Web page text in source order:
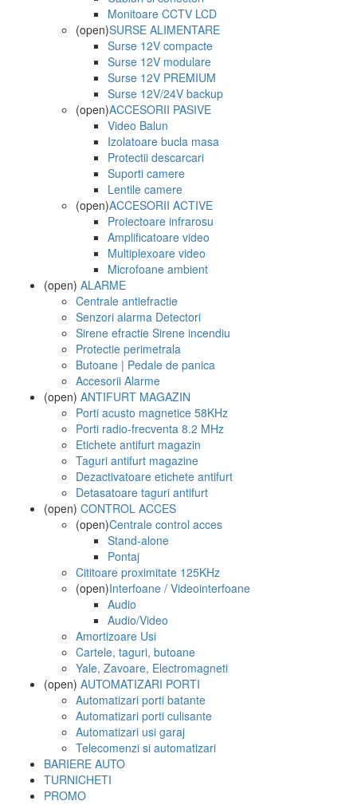
Monitoare CCTV LCD
(open)SURSE ALIMENTARE
Surse 12V compacte
Surse 12V modulare
Surse 12V PREMIUM
Surse 12V/24V backup
(open)ACCESORII PASIVE
Video Balun
Izolatoare bucla masa
Protectii descarcari
Suporti camere
Lentile camere
(open)ACCESORII ACTIVE
Proiectoare infrarosu
Amplificatoare video
Multiplexoare video
Microfoane ambient
(open) ALARME
Centrale antiefractie
Senzori alarma Detectori
Sirene efractie Sirene incendiu
Protectie perimetrala
Butoane | Pedale de panica
Accesorii Alarme
(open) ANTIFURT MAGAZIN
Porti acusto magnetice 58KHz
Porti radio-frecventa 8.2 MHz
Etichete antifurt magazin
Taguri antifurt magazine
Dezactivatoare etichete antifurt
Detasatoare taguri antifurt
(open) CONTROL ACCES
(open)Centrale control acces
Stand-alone
Pontaj
Cititoare proximitate 125KHz
(open)Interfoane / Videointerfoane
Audio
Audio/Video
Amortizoare Usi
Cartele, taguri, butoane
Yale, Zavoare, Electromagneti
(open) AUTOMATIZARI PORTI
Automatizari porti batante
Automatizari porti culisante
Automatizari usi garaj
Telecomenzi si automatizari
BARIERE AUTO
TURNICHETI
PROMO